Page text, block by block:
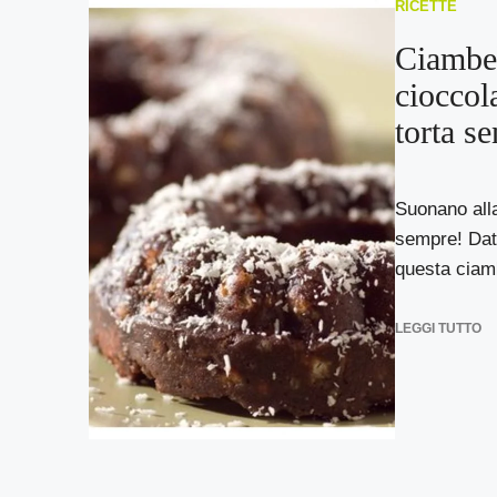
RICETTE
torta
Suonano
sempre!
questa
LEGGI TUTTO